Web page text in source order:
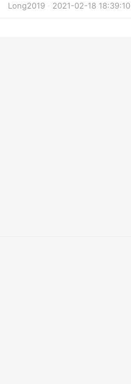
Long2019
2021-02-18 18:39:10